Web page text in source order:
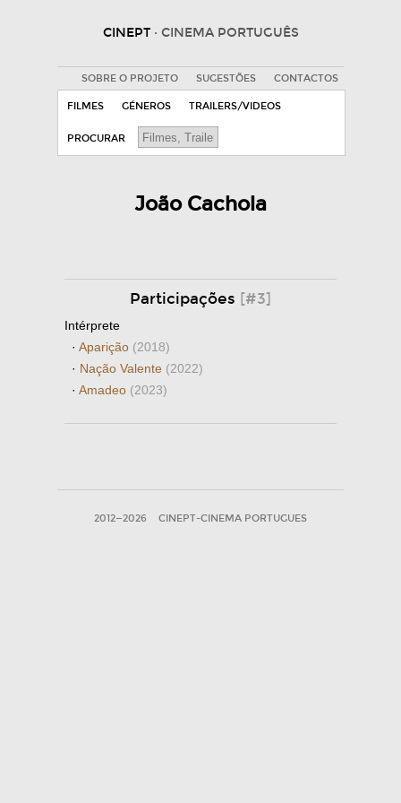
CINEPT · CINEMA PORTUGUÊS
SOBRE O PROJETO SUGESTÕES CONTACTOS
FILMES GÉNEROS TRAILERS/VIDEOS
PROCURAR
João Cachola
Participações [#3]
Intérprete
· Aparição (2018)
· Nação Valente (2022)
· Amadeo (2023)
2012—2026 CINEPT-CINEMA PORTUGUES